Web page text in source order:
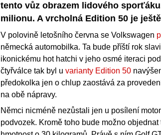
tento vůz obrazem lidového
milionu. A vrcholná Edition 50 je
V polovině letošního června se Volkswagen
německá automobilka. Ta bude příští rok
ikonickému hot hatchi v jeho osmé iteraci
čtyřválce tak byl u varianty Edition 50
předokolka jen o chlup zaostává za
na obě nápravy.
Němci nicméně nezůstali jen u posílení
podvozek. Kromě toho bude možno